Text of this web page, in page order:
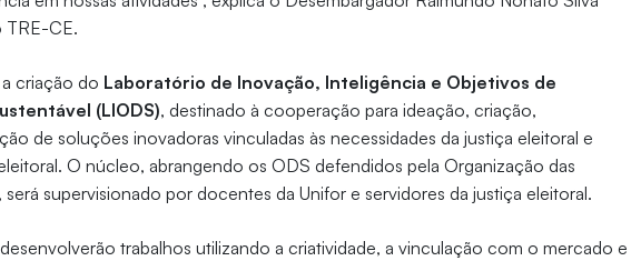
TRE-CE.
criação do Laboratório de Inovação, Inteligência e Objetivos de
(LIODS), destinado à cooperação para ideação, criação,
de soluções inovadoras vinculadas às necessidades da justiça eleitoral e
O núcleo, abrangendo os ODS defendidos pela Organização das
será supervisionado por docentes da Unifor e servidores da justiça eleitoral.
trabalhos utilizando a criatividade, a vinculação com o mercado e